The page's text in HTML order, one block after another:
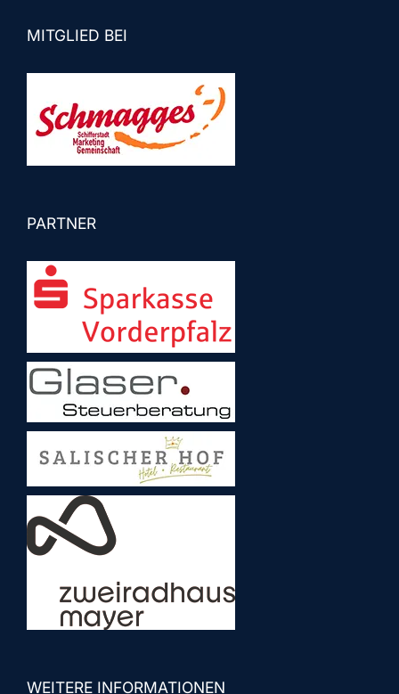
MITGLIED BEI
PARTNER
WEITERE INFORMATIONEN